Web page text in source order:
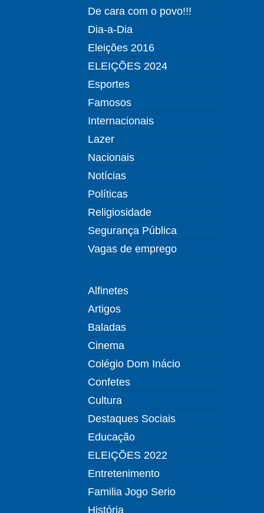
De cara com o povo!!!
Dia-a-Dia
Eleições 2016
ELEIÇÕES 2024
Esportes
Famosos
Internacionais
Lazer
Nacionais
Notícias
Políticas
Religiosidade
Segurança Pública
Vagas de emprego
Alfinetes
Artigos
Baladas
Cinema
Colégio Dom Inácio
Confetes
Cultura
Destaques Sociais
Educação
ELEIÇÕES 2022
Entretenimento
Familia Jogo Serio
História